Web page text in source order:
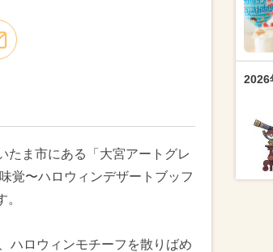
たま市にある「大宮アートグレ
覚〜ハロウィンデザートブッフ
ハロウィンモチーフを散りばめ
2026